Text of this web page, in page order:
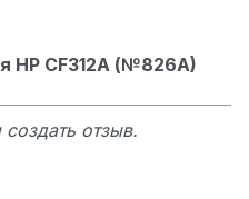
HP CF312A (№826A)
отзыв.